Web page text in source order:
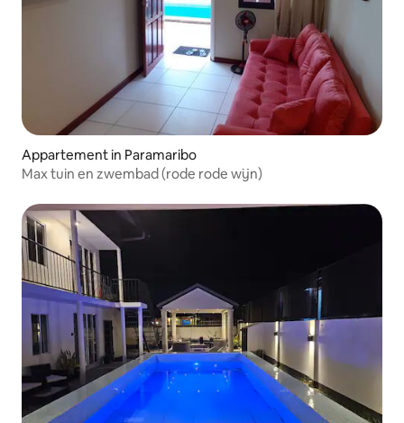
Appartement in Paramaribo
Max tuin en zwembad (rode rode wijn)